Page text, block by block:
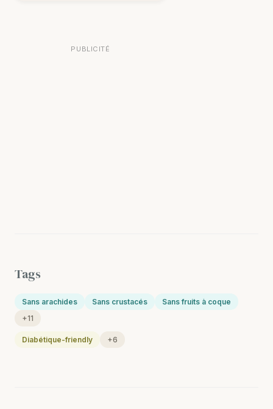
PUBLICITÉ
Tags
Sans arachides Sans crustacés
Sans fruits à coque
+11
Diabétique-friendly +6